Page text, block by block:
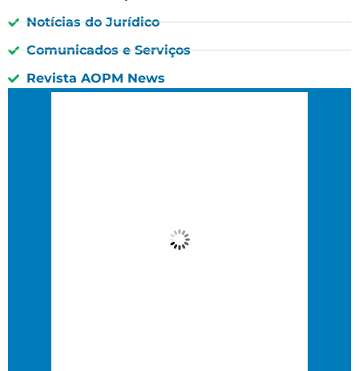
Notícias do Jurídico
Comunicados e Serviços
Revista AOPM News
Wind Gust: 14 Km/h